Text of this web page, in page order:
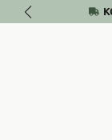
Zum Hauptinhalt